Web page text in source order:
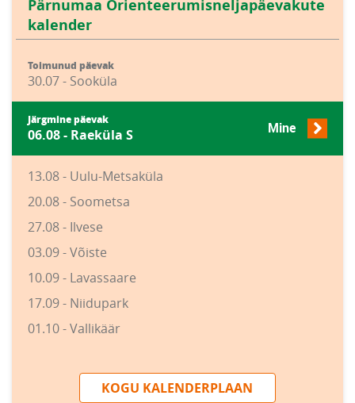
Pärnumaa Orienteerumisneljapäevakute
kalender
Toimunud päevak
30.07 - Sooküla
Järgmine päevak
06.08 - Raeküla S Mine
13.08 - Uulu-Metsaküla
20.08 - Soometsa
27.08 - Ilvese
03.09 - Võiste
10.09 - Lavassaare
17.09 - Niidupark
01.10 - Vallikäär
KOGU KALENDERPLAAN